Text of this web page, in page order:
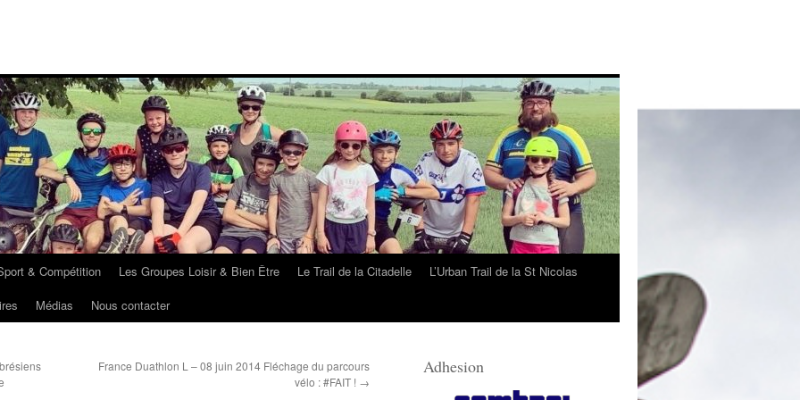
& Compétition Les Groupes Loisir & Bien Être Le Trail de la Citadelle
L’Urban Trail de la St Nicolas
Médias Nous contacter
France Duathlon L – 08 juin 2014 Fléchage du parcours
vélo : ‪#‎FAIT‬ ! →
Adhesion